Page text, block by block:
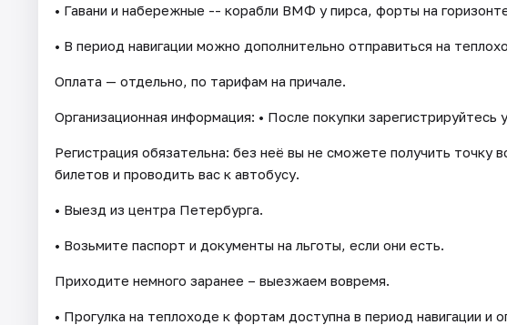
• Гавани и набережные -- корабли ВМФ у пирса, форты на
• В период навигации можно дополнительно отправиться на
Оплата — отдельно, по тарифам на причале.
Организационная информация: • После покупки зарегистрируйтесь
Регистрация обязательна: без неё вы не сможете получить точку
билетов и проводить вас к автобусу.
• Выезд из центра Петербурга.
• Возьмите паспорт и документы на льготы, если они есть.
Приходите немного заранее – выезжаем вовремя.
• Прогулка на теплоходе к фортам доступна в период навигации и